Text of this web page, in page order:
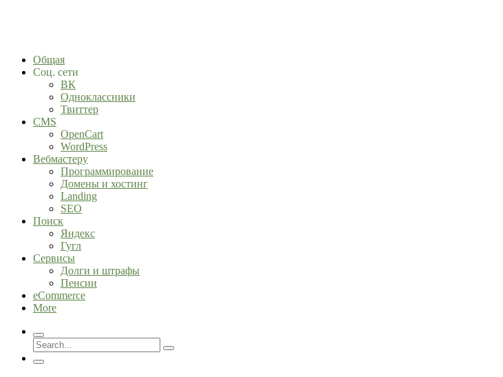
Общая
Соц. сети
ВК
Одноклассники
Твиттер
CMS
OpenCart
WordPress
Вебмастеру
Программирование
Домены и хостинг
Landing
SEO
Поиск
Яндекс
Гугл
Сервисы
Долги и штрафы
Пенсии
eCommerce
More